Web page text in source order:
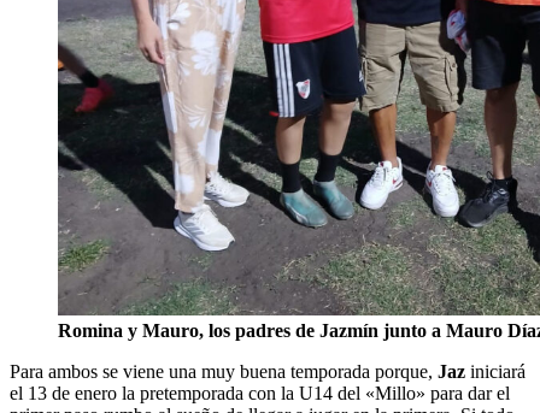
Romina y Mauro, los padres de Jazmín junto a Mauro
Para ambos se viene una muy buena temporada porque, Jaz iniciará
el 13 de enero la pretemporada con la U14 del «Millo» para dar el